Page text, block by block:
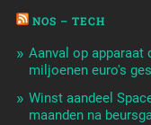
NOS – TECH
Aanval op
miljoenen euro's
Winst aandeel
maanden na